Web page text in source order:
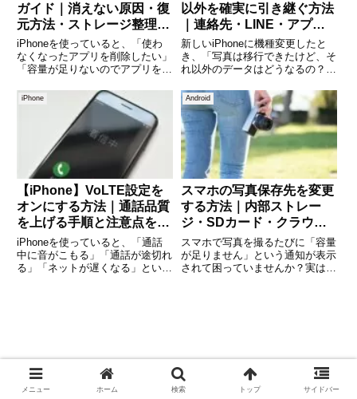
ガイド｜消えない原因・復
元方法・ストレージ整理ま
で徹底解説
iPhoneを使っていると、「使わ
なくなったアプリを削除したい」
「容量が足りないのでアプリを整
です。しかし実際には、「削除ボ
タンが出てこない」「削除したは
ずのアプリが残っている」「間違
って消してしまって復元でき
以外を確実に引き継ぐ方法
｜連絡先・LINE・アプ
リ・設定まで完全ガイド
新しいiPhoneに機種変更したと
き、「写真は移行できたけど、そ
れ以外のデータはどうなるの？」
でしょうか。実は、iPhoneのデ
ータ移行では写真以外にも、連絡
先・LINE・アプリ・設定など、
重要なデータが数多く
iPhone
【iPhone】VoLTE設定を
オンにする方法｜通話品質
を上げる手順と注意点を解
説
iPhoneを使っていると、「通話
中に音がこもる」「通話が途切れ
る」「ネットが遅くなる」といっ
Android
スマホの写真保存先を変更
する方法｜内部ストレー
ジ・SDカード・クラウド
の使い分け
スマホで写真を撮るたびに「容量
が足りません」という通知が表示
されて困っていませんか？実は、
メニュー ホーム 検索 トップ サイドバー